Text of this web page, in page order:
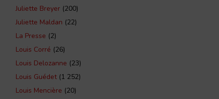
Juliette Breyer (200)
Juliette Maldan (22)
La Presse (2)
Louis Corré (26)
Louis Delozanne (23)
Louis Guédet(1 252)
Louis Mencière (20)